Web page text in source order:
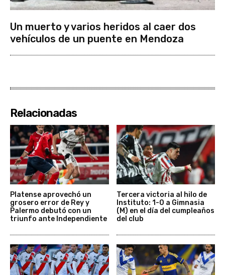
Un muerto y varios heridos al caer dos
vehículos de un puente en Mendoza
Relacionadas
Platense aprovechó un
grosero error de Rey y
Palermo debutó con un
triunfo ante Independiente
Tercera victoria al hilo de
Instituto: 1-0 a Gimnasia
(M) en el día del cumpleaños
del club